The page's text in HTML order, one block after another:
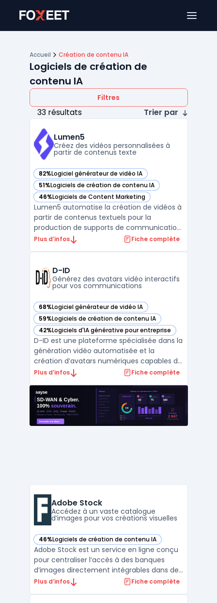
Accueil Création de contenu IA
Logiciels de création de
contenu IA
Filtres
33 résultats Trier par
Lumen5
Créez des vidéos personnalisées à
partir de contenus texte
82%Logiciel générateur de vidéo IA
— voir Lumen5 dans cette catégorie
51%Logiciels de création de contenu IA
— voir Lumen5 dans cette catégorie
46%Logiciels de Content Marketing
— voir Lumen5 dans cette catégorie
Lumen5 automatise la création de vidéos à
partir de contenus textuels pour la
production de supports de communication
visuelle. Dans le contexte de la création
convertissent des idées, articles ou
documents PDF en vidéos lisibles ...
Plus d’infos Fiche complète
D-ID
Générez des avatars vidéo interactifs
pour vos communications
68%Logiciel générateur de vidéo IA
— voir D-ID dans cette catégorie
59%Logiciels de création de contenu IA
— voir D-ID dans cette catégorie
42%Logiciels d'IA générative pour entreprise
— voir D-ID dans cette catégorie
D-ID est une plateforme spécialisée dans la
génération vidéo automatisée et la
création d’avatars numériques capables de
simuler la parole à partir de simples images
rencontrée par les entreprises concerne la
production de contenus vidéo
personnalisés à grande é ...
Plus d’infos Fiche complète
Adobe Stock
Accédez à un vaste catalogue
d’images pour vos créations visuelles
46%Logiciels de création de contenu IA
— voir Adobe Stock dans cette catégorie
Adobe Stock est un service en ligne conçu
pour centraliser l’accès à des banques
d’images directement intégrables dans des
projets professionnels bénéficiant d’une
Plus d’infos Fiche complète